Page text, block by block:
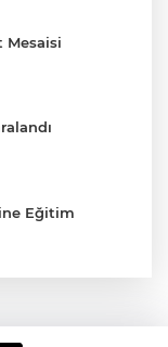
Mesaisi
Eğitim